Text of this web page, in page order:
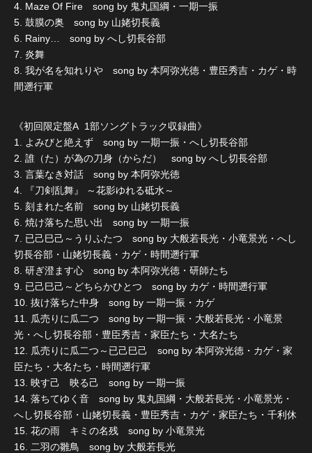
4. Maze Of Fire song by 鬼丸国綱・一期一振
5. 鼓膜の奥 song by 山姥切長義
6. Rainy… song by へし切長谷部
7. 炎舞
8. 我が名を知れりや song by 本阿弥光徳・豊臣秀吉・カゲ・時
間遡行軍
《初回限定盤A 1部ソングトラック収録曲》
1. よみびと絶えず song by 一期一振・へし切長谷部
2. 誰（た）が為の刀身（からだ） song by へし切長谷部
3. 言葉なき対話 song by 本阿弥光徳
4. 『刀剣乱舞』 ～花影ゆれる砥水～
5. 刻まれた名前 song by 山姥切長義
6. 焼け落ちた思い出 song by 一期一振
7. 已己巳己～うりふたつ song by 大般若長光・小竜景光・へし
切長谷部・山姥切長義・カゲ・時間遡行軍
8. 研ぎ澄ます心 song by 本阿弥光徳・研師たち
9. 已己巳己～どちらかひとつ song by カゲ・時間遡行軍
10. 抜け落ちた中身 song by 一期一振・カゲ
11. 瓜売りに瓜二つ song by 一期一振・大般若長光・小竜景
光・へし切長谷部・豊臣秀吉・家臣たち・大名たち
12. 瓜売りに瓜二つ～已己巳己 song by 本阿弥光徳・カゲ・家
臣たち・大名たち・時間遡行軍
13. 映す己 映る己 song by 一期一振
14. 落ちてゆく音 song by 鬼丸国綱・大般若長光・小竜景光・
へし切長谷部・山姥切長義・豊臣秀吉・カゲ・家臣たち・千利休
15. 花の雨 キミの名残 song by 小竜景光
16. 二羽の雛鳥 song by 大般若長光